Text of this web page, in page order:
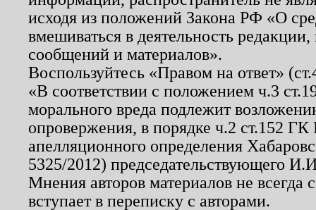
исходя из положений Закона РФ «О
вмешиваться в деятельность
сообщений и материалов».
Воспользуйтесь «Правом на ответ»
«В соответствии с положением ч.3
морального вреда подлежит
опровержения, в порядке ч.2 ст.152
апелляционного определения
5325/2012) председательствующего
Мнения авторов материалов не
вступает в переписку с авторами.